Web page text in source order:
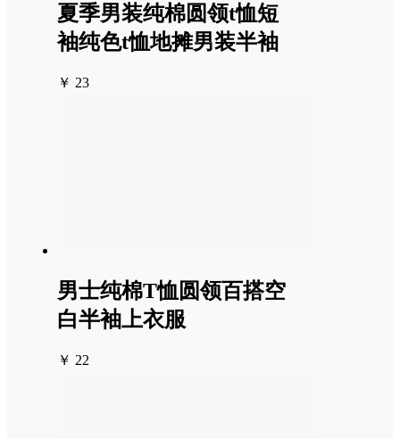
夏季男装纯棉圆领t恤短
袖纯色t恤地摊男装半袖
￥ 23
男士纯棉T恤圆领百搭空
白半袖上衣服
￥ 22